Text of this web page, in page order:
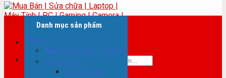
Tìm kiếm:
Danh mục sản phẩm